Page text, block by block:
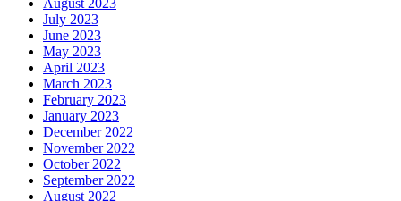
August 2023
July 2023
June 2023
May 2023
April 2023
March 2023
February 2023
January 2023
December 2022
November 2022
October 2022
September 2022
August 2022